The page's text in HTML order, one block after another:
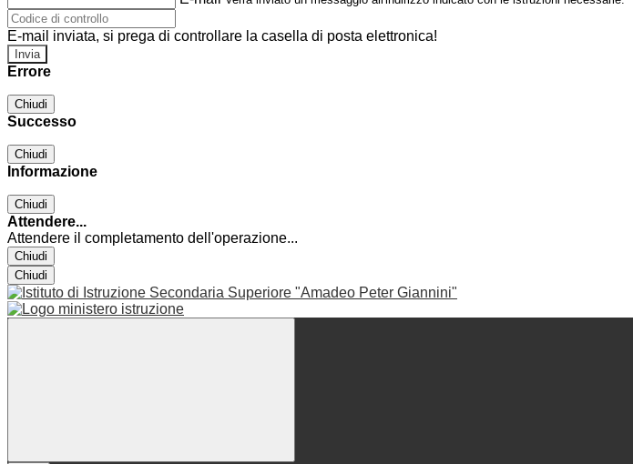
E-mail inviata, si prega di controllare la casella di posta elettronica!
Errore
Chiudi
Successo
Chiudi
Informazione
Chiudi
Attendere...
Attendere il completamento dell'operazione...
Chiudi
Chiudi